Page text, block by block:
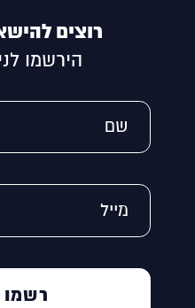
רוצים
הירשמו
שם
מייל
Alternative: